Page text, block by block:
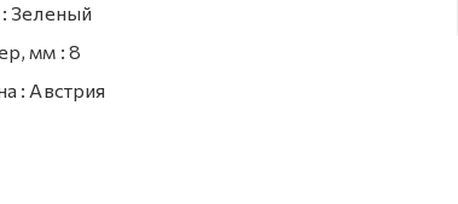
: Зеленый
мм : 8
: Австрия